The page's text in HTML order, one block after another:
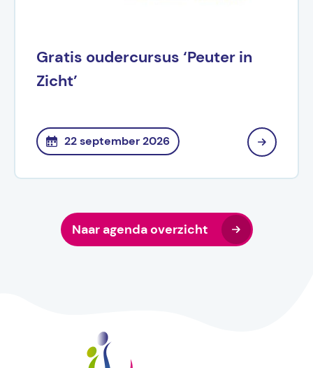
Gratis oudercursus ‘Peuter in
Zicht’
22 september 2026
Naar agenda overzicht